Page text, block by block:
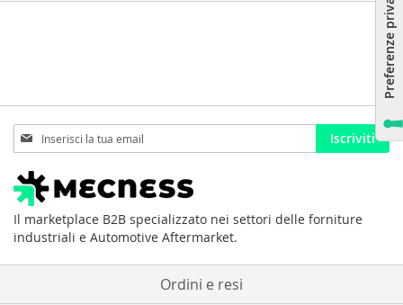
Iscriviti
alla
nostra
Newsletter:
Iscriviti
Il marketplace B2B specializzato nei settori delle forniture
industriali e Automotive Aftermarket.
Ordini e resi